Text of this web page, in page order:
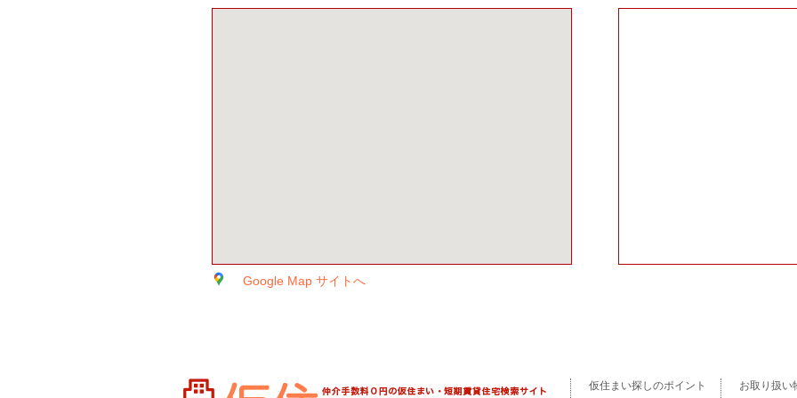
Google Map サイトへ
仮住まい探しのポイント お取り扱い